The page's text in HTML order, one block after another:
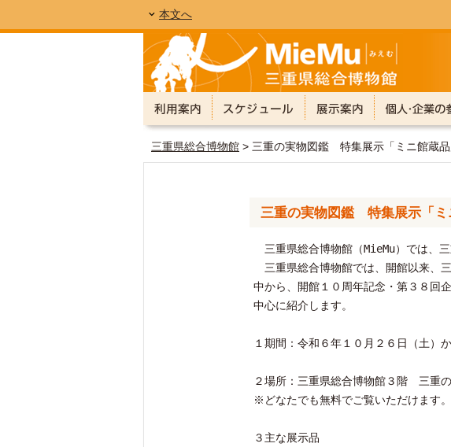
本文へ
三重県総合博物館 > 三重の実物図鑑 特集展示「ミニ館蔵
三重の実物図鑑 特集展示「ミ
三重県総合博物館（MieMu）では、
三重県総合博物館では、開館以来、
中から、開館１０周年記念・第３８回
中心に紹介します。
１期間：令和６年１０月２６日（土）
２場所：三重県総合博物館３階 三重
※どなたでも無料でご覧いただけます。
３主な展示品